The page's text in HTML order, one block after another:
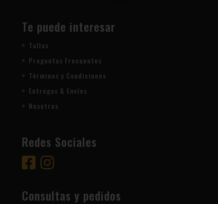
Te puede interesar
Tallas
Preguntas Frecuentes
Términos y Condiciones
Entregas & Envíos
Nosotros
Redes Sociales
Consultas y pedidos